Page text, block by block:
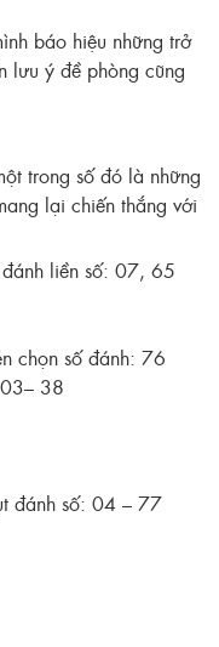
báo hiệu những trở
lưu ý đề phòng cũng
trong số đó là những
lại chiến thắng với
liền số: 07, 65
chọn số đánh: 76
38
đánh số: 04 – 77